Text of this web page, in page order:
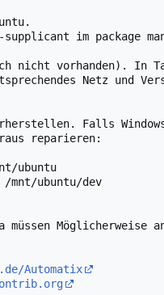
supplicant im package
nicht vorhanden). In
Netz und
Falls
reparieren:
ubuntu
mnt/ubuntu/dev
Möglicherweise
Automatix